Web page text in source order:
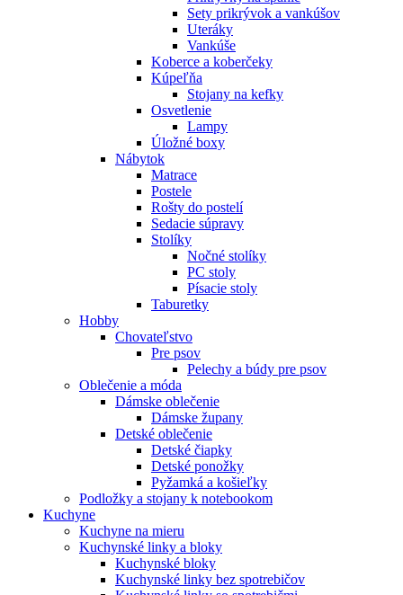
Sety prikrývok a vankúšov
Uteráky
Vankúše
Koberce a koberčeky
Kúpeľňa
Stojany na kefky
Osvetlenie
Lampy
Úložné boxy
Nábytok
Matrace
Postele
Rošty do postelí
Sedacie súpravy
Stolíky
Nočné stolíky
PC stoly
Písacie stoly
Taburetky
Hobby
Chovateľstvo
Pre psov
Pelechy a búdy pre psov
Oblečenie a móda
Dámske oblečenie
Dámske župany
Detské oblečenie
Detské čiapky
Detské ponožky
Pyžamká a košieľky
Podložky a stojany k notebookom
Kuchyne
Kuchyne na mieru
Kuchynské linky a bloky
Kuchynské bloky
Kuchynské linky bez spotrebičov